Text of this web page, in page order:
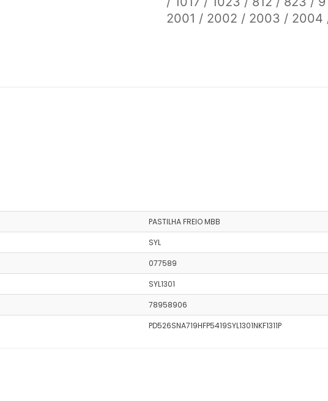
2001 / 2002 / 2003 /
PASTILHA FREIO MBB
SYL
077589
SYL1301
78958906
PD526SNA719HFP5419SYL1301NKF1311P